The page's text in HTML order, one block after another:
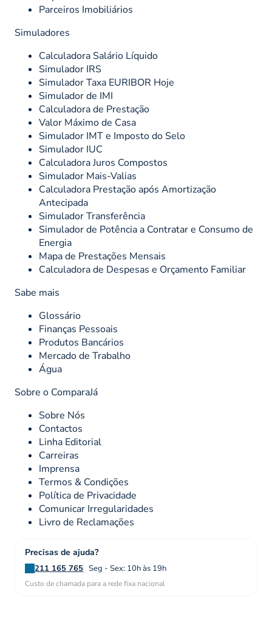
Parceiros Imobiliários
Simuladores
Calculadora Salário Líquido
Simulador IRS
Simulador Taxa EURIBOR Hoje
Simulador de IMI
Calculadora de Prestação
Valor Máximo de Casa
Simulador IMT e Imposto do Selo
Simulador IUC
Calculadora Juros Compostos
Simulador Mais-Valias
Calculadora Prestação após Amortização
Antecipada
Simulador Transferência
Simulador de Potência a Contratar e Consumo de
Energia
Mapa de Prestações Mensais
Calculadora de Despesas e Orçamento Familiar
Sabe mais
Glossário
Finanças Pessoais
Produtos Bancários
Mercado de Trabalho
Água
Sobre o ComparaJá
Sobre Nós
Contactos
Linha Editorial
Carreiras
Imprensa
Termos & Condições
Política de Privacidade
Comunicar Irregularidades
Livro de Reclamações
Precisas de ajuda?
211 165 765 Seg - Sex: 10h às 19h
Custo de chamada para a rede fixa nacional